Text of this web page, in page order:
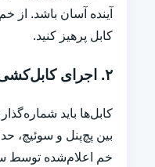
آینده آسان باشد.
کابل پرهیز کنید.
۲. اجرای کابل‌کشی
کابل‌ها باید
بین پچ‌پنل و سوئیچ،
خم اعلام‌شده توسط